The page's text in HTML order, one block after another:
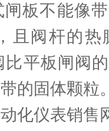
板不能像
且阀杆的热
平板闸阀
带的固体
化仪表销售